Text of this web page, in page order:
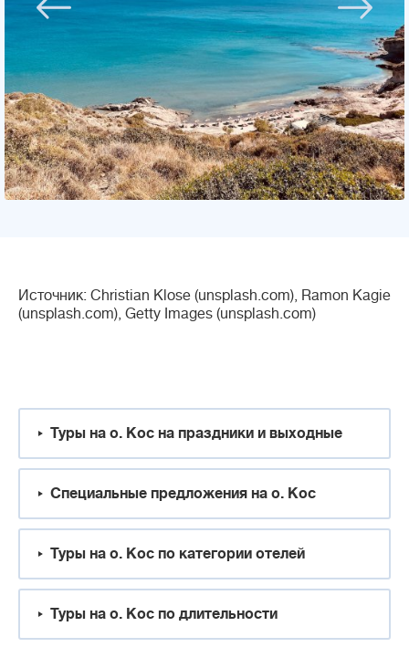
Источник: Christian Klose (unsplash.com), Ramon Kagie
(unsplash.com), Getty Images (unsplash.com)
Туры на о. Кос на праздники и выходные
Специальные предложения на о. Кос
Туры на о. Кос по категории отелей
Туры на о. Кос по длительности